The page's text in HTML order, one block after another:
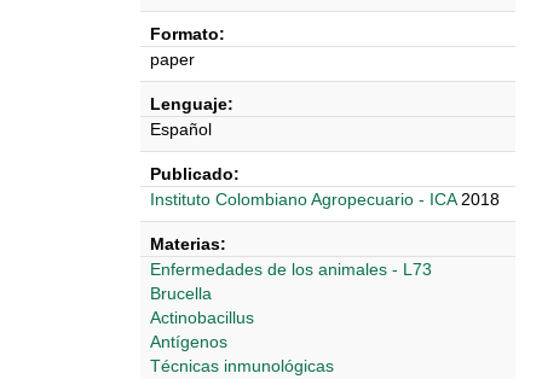
Formato:
paper
Lenguaje:
Español
Publicado:
Instituto Colombiano Agropecuario - ICA 2018
Materias:
Enfermedades de los animales - L73
Brucella
Actinobacillus
Antígenos
Técnicas inmunológicas